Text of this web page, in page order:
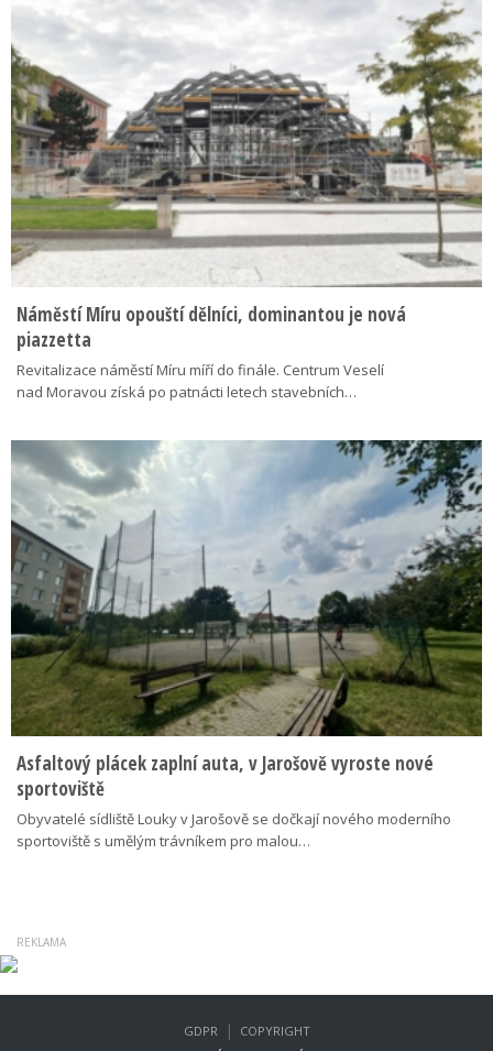
Náměstí Míru opouští dělníci, dominantou je nová
piazzetta
Revitalizace náměstí Míru míří do finále. Centrum Veselí
nad Moravou získá po patnácti letech stavebních…
Asfaltový plácek zaplní auta, v Jarošově vyroste nové
sportoviště
Obyvatelé sídliště Louky v Jarošově se dočkají nového moderního
sportoviště s umělým trávníkem pro malou…
GDPR | COPYRIGHT